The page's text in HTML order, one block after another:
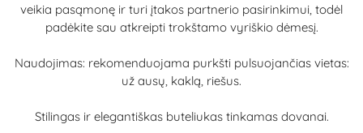
veikia pasąmonę ir turi įtakos partnerio pasirinkimui, todėl
padėkite sau atkreipti trokštamo vyriškio dėmesį.
Naudojimas: rekomenduojama purkšti pulsuojančias vietas:
už ausų, kaklą, riešus.
Stilingas ir elegantiškas buteliukas tinkamas dovanai.